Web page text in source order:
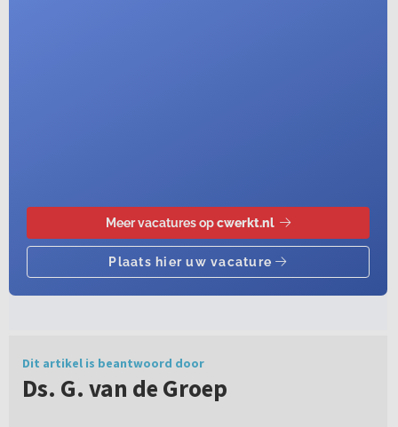
Dit artikel is beantwoord door
Ds. G. van de Groep